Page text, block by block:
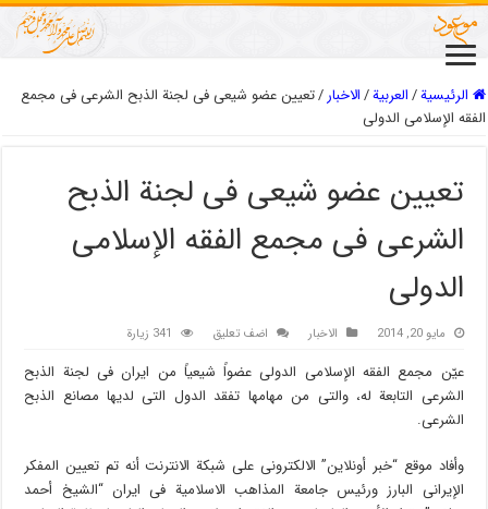
الرئيسية/العربیة/الاخبار/تعیین عضو شیعی فی لجنة الذبح الشرعی فی مجمع
الفقه الإسلامی الدولی
تعیین عضو شیعی فی لجنة الذبح
الشرعی فی مجمع الفقه الإسلامی
الدولی
مايو 20, 2014 الاخبار اضف تعليق 341 زيارة
عیّن مجمع الفقه الإسلامی الدولی عضواً شیعیاً من ایران فی لجنة الذبح
الشرعی التابعة له، والتی من مهامها تفقد الدول التی لدیها مصانع الذبح
الشرعی.
وأفاد موقع “خبر أونلاین” الالکترونی على شبکة الانترنت أنه تم تعیین المفکر
الإیرانی البارز ورئیس جامعة المذاهب الاسلامیة فی ایران “الشیخ أحمد